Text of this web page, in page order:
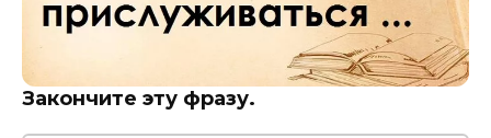
Закончите эту фразу.